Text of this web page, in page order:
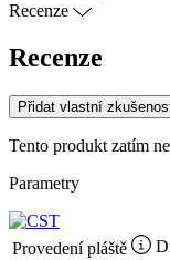
Recenze
Recenze
Přidat vlastní
Tento produkt zatím
Parametry
Provedení pláště